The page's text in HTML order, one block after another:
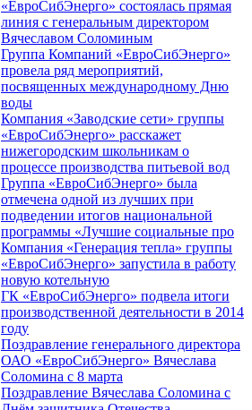
«ЕвроСибЭнерго» состоялась прямая
линия с генеральным директором
Вячеславом Соломиным
Группа Компаний «ЕвроСибЭнерго»
провела ряд мероприятий,
посвященных международному Дню
воды
Компания «Заводские сети» группы
«ЕвроСибЭнерго» расскажет
нижегородским школьникам о
процессе производства питьевой вод
Группа «ЕвроСибЭнерго» была
отмечена одной из лучших при
подведении итогов национальной
программы «Лучшие социальные про
Компания «Генерация тепла» группы
«ЕвроСибЭнерго» запустила в работу
новую котельную
ГК «ЕвроСибЭнерго» подвела итоги
производственной деятельности в 2014
году
Поздравление генерального директора
ОАО «ЕвроСибЭнерго» Вячеслава
Соломина с 8 марта
Поздравление Вячеслава Соломина с